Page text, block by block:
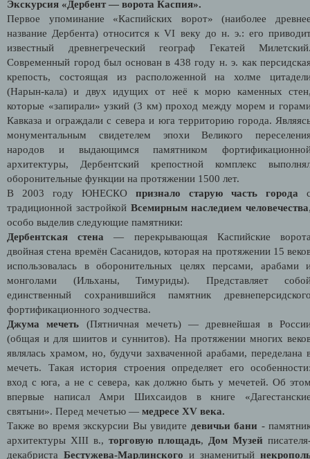
Экскурсия «Дербент — ворота Каспия».
Первое упоминание «Каспийских ворот» (наиболее
название Дербента) относится к VI веку до н. э.: его
известный древнегреческий географ Гекатей
Современный город был основан в 438 году н. э. как
крепость, состоящая из расположенной на холме
(Нарын-кала) и двух идущих от неё к морю каменных
которые «запирали» узкий (3 км) проход между морем и
Кавказа и ограждали с севера и юга территорию города.
монументальным свидетелем эпохи Великого
народов и выдающимся памятником
архитектуры, Дербентский крепостной комплекс
оборонительные функции на протяжении 1500 лет.
В 2003 году ЮНЕСКО признало старую часть города
традиционной застройкой Всемирным наследием человечества
особо выделив следующие памятники:
Дербентская стена — перекрывающая Каспийские
двойная стена времён Сасанидов, которая на протяжении 15
использовалась в оборонительных целях персами, арабами
монголами (Ильханы, Тимуриды). Представляет
единственный сохранившийся памятник
фортификационного зодчества.
Джума мечеть (Пятничная мечеть) — древнейшая в
(общая и для шиитов и суннитов). На протяжении многих
являлась храмом, но, будучи захваченной арабами, переделана
мечеть. Такая история строения определяет его
вход с юга, а не с севера, как должно быть у мечетей. Об
впервые написал Амри Шихсаидов в книге
святыни». Перед мечетью — медресе XV века.
Также во время экскурсии Вы увидите девичьи бани -
архитектуры XIII в., торговую площадь, Дом Музей
декабриста Бестужева-Марлинского и знаменитый